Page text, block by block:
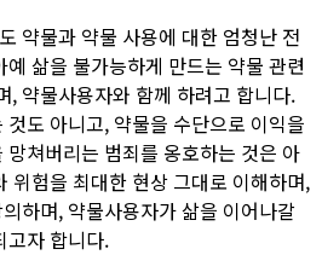
약물과 약물 사용에 대한 엄청난 전
삶을 불가능하게 만드는 약물 관련
, 약물사용자와 함께 하려고 합니다.
도 아니고, 약물을 수단으로 이익을
쳐버리는 범죄를 옹호하는 것은 아
위험을 최대한 현상 그대로 이해하며,
하며, 약물사용자가 삶을 이어나갈
고자 합니다.